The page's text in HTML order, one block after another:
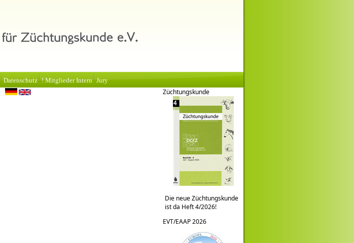
Datenschutz ! Mitglieder Intern Jury
Züchtungskunde
Die neue Züchtungskunde
ist da Heft 4/2026!
EVT/EAAP 2026